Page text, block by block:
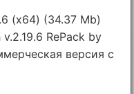
(x64) (34.37 Mb)
RePack by
версия с